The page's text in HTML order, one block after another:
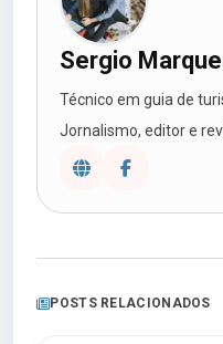
Sergio
Técnico em guia de
Jornalismo, editor e
POSTS RELACIONADOS